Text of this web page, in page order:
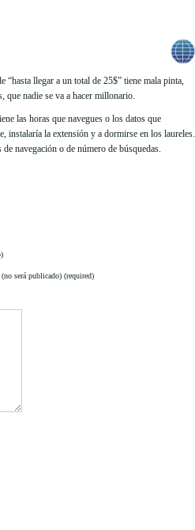
“hasta llegar a un total de 25$” tiene mala pinta,
que nadie se va a hacer millonario.
las horas que navegues o los datos que
instalaría la extensión y a dormirse en los laureles.
navegación o de número de búsquedas.
será publicado) (required)